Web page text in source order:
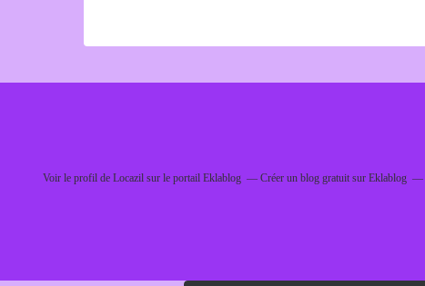
Voir le profil de Locazilsur le portail Eklablog Créer un blog gratuit sur Eklablog